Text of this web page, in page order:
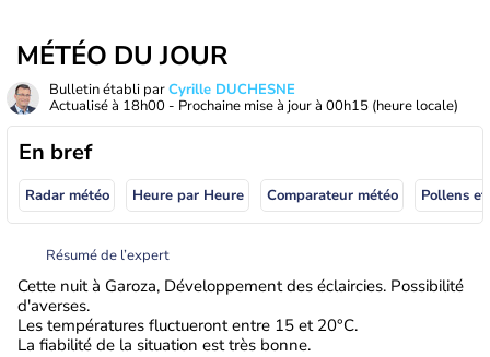
MÉTÉO DU JOUR
Bulletin établi parCyrille DUCHESNE
Actualisé à 18h00 - Prochaine mise à jour à 00h15 (heure locale)
En bref
Radar météo Heure par Heure Comparateur météo Pollens
Résumé de l’expert
Cette nuit à Garoza, Développement des éclaircies. Possibilité
d'averses.
Les températures fluctueront entre 15 et 20°C.
La fiabilité de la situation est très bonne.